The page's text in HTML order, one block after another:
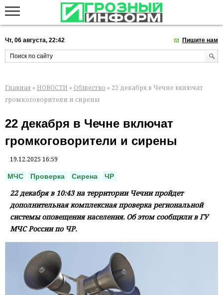
Чт, 06 августа, 22:42 Пишите нам
Главная » НОВОСТИ » Общество » 22 декабря в Чечне включат
громкоговорители и сирены
22 декабря в Чечне включат
громкоговорители и сирены
19.12.2025 16:59
МЧС Проверка Сирена ЧР
22 декабря в 10:43 на территории Чечни пройдет
дополнительная комплексная проверка региональной
системы оповещения населения. Об этом сообщили в ГУ
МЧС России по ЧР.